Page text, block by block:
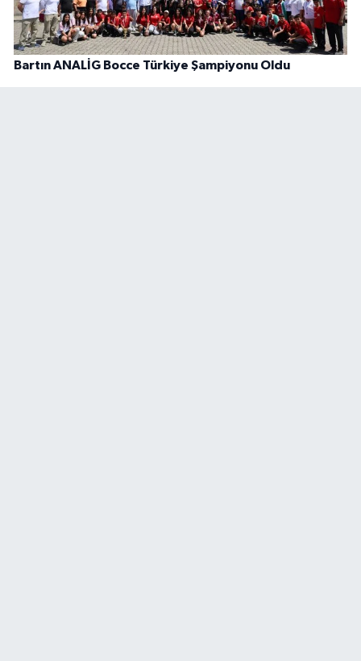
Bartın ANALİG Bocce Türkiye Şampiyonu Oldu